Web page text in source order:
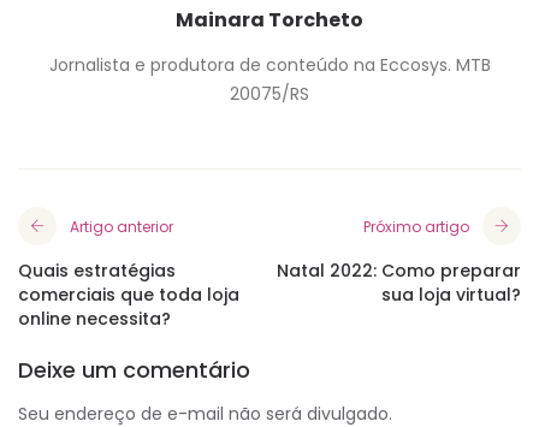
Mainara Torcheto
Jornalista e produtora de conteúdo na Eccosys. MTB
20075/RS
Artigo anterior
Quais estratégias
comerciais que toda loja
online necessita?
Próximo artigo
Natal 2022: Como preparar
sua loja virtual?
Deixe um comentário
Seu endereço de e-mail não será divulgado.